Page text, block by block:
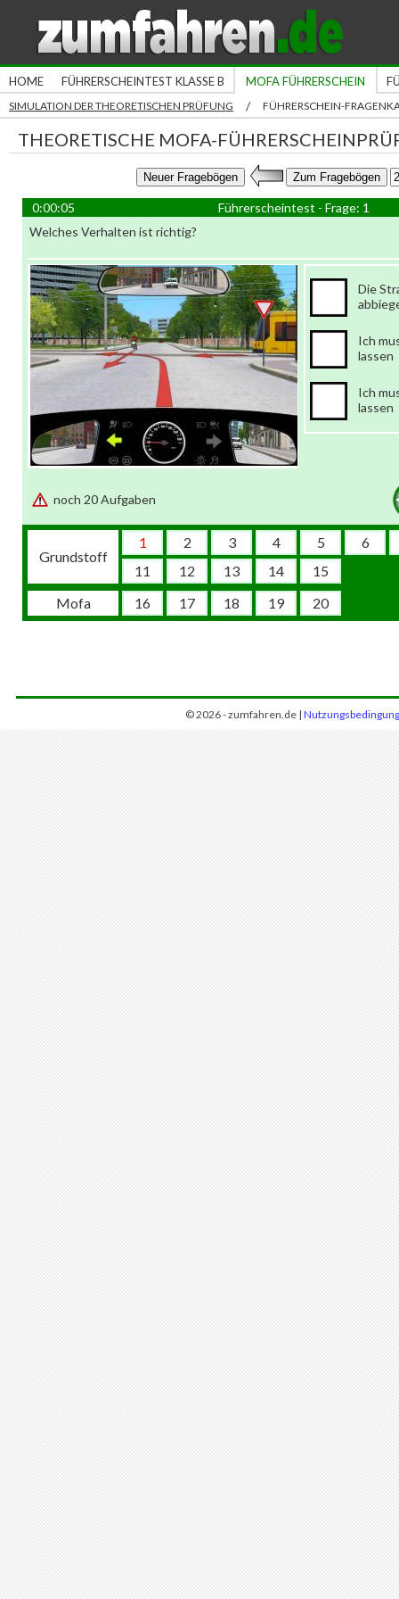
HOME FÜHRERSCHEINTEST KLASSE B MOFA FÜHRERSCHEIN
SIMULATION DER THEORETISCHEN PRÜFUNG / FÜHRERSCHEIN-
THEORETISCHE MOFA-
0:00:06
Führerscheintest - Frage: 1
Welches Verhalten ist richtig?
Die
Ich
lassen
Ich
lassen
noch 20 Aufgaben
Grundstoff
1 2 3 4 5
6
11
12 13 14
15
Mofa
16 17 18 19 20
© 2026 - zumfahren.de |